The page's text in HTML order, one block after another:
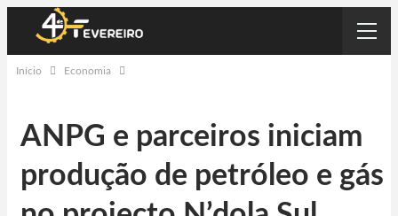
Início Economia
ANPG e parceiros iniciam
produção de petróleo e gás